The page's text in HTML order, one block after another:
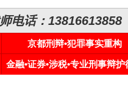
电话：13816613858
京都刑辩•犯罪事实重构
金融•证券•涉税•专业刑事辩护